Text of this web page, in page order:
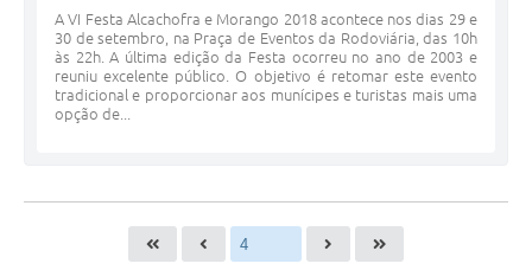
A VI Festa Alcachofra e Morango 2018 acontece nos dias 29 e
30 de setembro, na Praça de Eventos da Rodoviária, das 10h
às 22h. A última edição da Festa ocorreu no ano de 2003 e
reuniu excelente público. O objetivo é retomar este evento
tradicional e proporcionar aos munícipes e turistas mais uma
opção de...